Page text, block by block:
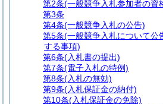
第2条(一般競争入札参加者の資
第3条
第4条(一般競争入札の公告)
第5条(一般競争入札について公
する事項)
第6条(入札書の提出)
第7条(電子入札の特例)
第8条(入札の無効)
第9条(入札保証金の納付)
第10条(入札保証金の免除)